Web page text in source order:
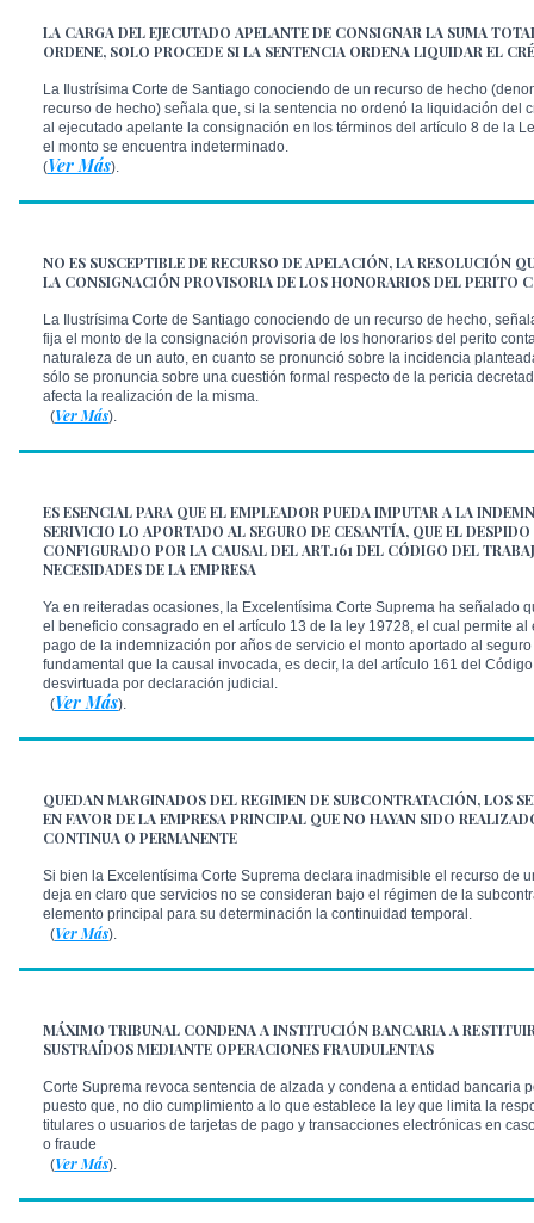
LA CARGA DEL EJECUTADO APELANTE DE CONSIGNAR LA SUMA
ORDENE, SOLO PROCEDE SI LA SENTENCIA ORDENA LIQUIDAR EL
La Ilustrísima Corte de Santiago conociendo de un recurso de hecho
recurso de hecho) señala que, si la sentencia no ordenó la liquidación del
al ejecutado apelante la consignación en los términos del artículo 8 de la
el monto se encuentra indeterminado.
(Ver Más).
NO ES SUSCEPTIBLE DE RECURSO DE APELACIÓN, LA RESOLUCIÓN
LA CONSIGNACIÓN PROVISORIA DE LOS HONORARIOS DEL PERITO
La Ilustrísima Corte de Santiago conociendo de un recurso de hecho,
fija el monto de la consignación provisoria de los honorarios del perito
naturaleza de un auto, en cuanto se pronunció sobre la incidencia
sólo se pronuncia sobre una cuestión formal respecto de la pericia
afecta la realización de la misma.
(Ver Más).
ES ESENCIAL PARA QUE EL EMPLEADOR PUEDA IMPUTAR A LA
SERIVICIO LO APORTADO AL SEGURO DE CESANTÍA, QUE EL DESPIDO
CONFIGURADO POR LA CAUSAL DEL ART.161 DEL CÓDIGO DEL
NECESIDADES DE LA EMPRESA
Ya en reiteradas ocasiones, la Excelentísima Corte Suprema ha señalado
el beneficio consagrado en el artículo 13 de la ley 19728, el cual permite al
pago de la indemnización por años de servicio el monto aportado al
fundamental que la causal invocada, es decir, la del artículo 161 del
desvirtuada por declaración judicial.
(Ver Más).
QUEDAN MARGINADOS DEL REGIMEN DE SUBCONTRATACIÓN, LOS
EN FAVOR DE LA EMPRESA PRINCIPAL QUE NO HAYAN SIDO
CONTINUA O PERMANENTE
Si bien la Excelentísima Corte Suprema declara inadmisible el recurso de
deja en claro que servicios no se consideran bajo el régimen de la
elemento principal para su determinación la continuidad temporal.
(Ver Más).
MÁXIMO TRIBUNAL CONDENA A INSTITUCIÓN BANCARIA A
SUSTRAÍDOS MEDIANTE OPERACIONES FRAUDULENTAS
Corte Suprema revoca sentencia de alzada y condena a entidad bancaria
puesto que, no dio cumplimiento a lo que establece la ley que limita la
titulares o usuarios de tarjetas de pago y transacciones electrónicas en
o fraude
(Ver Más).